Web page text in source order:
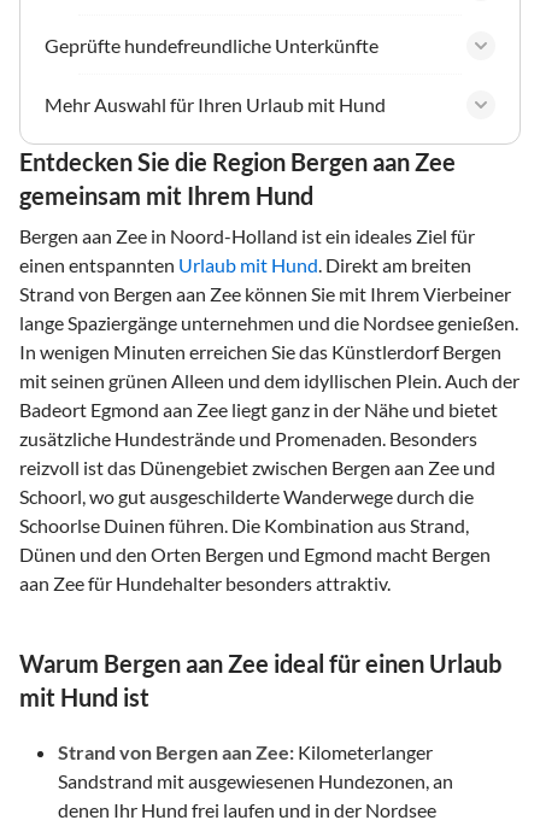
Geprüfte hundefreundliche Unterkünfte
Mehr Auswahl für Ihren Urlaub mit Hund
Entdecken Sie die Region Bergen aan Zee
gemeinsam mit Ihrem Hund
Bergen aan Zee in Noord-Holland ist ein ideales Ziel für
einen entspannten Urlaub mit Hund. Direkt am breiten
Strand von Bergen aan Zee können Sie mit Ihrem Vierbeiner
lange Spaziergänge unternehmen und die Nordsee genießen.
In wenigen Minuten erreichen Sie das Künstlerdorf Bergen
mit seinen grünen Alleen und dem idyllischen Plein. Auch der
Badeort Egmond aan Zee liegt ganz in der Nähe und bietet
zusätzliche Hundestrände und Promenaden. Besonders
reizvoll ist das Dünengebiet zwischen Bergen aan Zee und
Schoorl, wo gut ausgeschilderte Wanderwege durch die
Schoorlse Duinen führen. Die Kombination aus Strand,
Dünen und den Orten Bergen und Egmond macht Bergen
aan Zee für Hundehalter besonders attraktiv.
Warum Bergen aan Zee ideal für einen Urlaub
mit Hund ist
Strand von Bergen aan Zee: Kilometerlanger
Sandstrand mit ausgewiesenen Hundezonen, an
denen Ihr Hund frei laufen und in der Nordsee